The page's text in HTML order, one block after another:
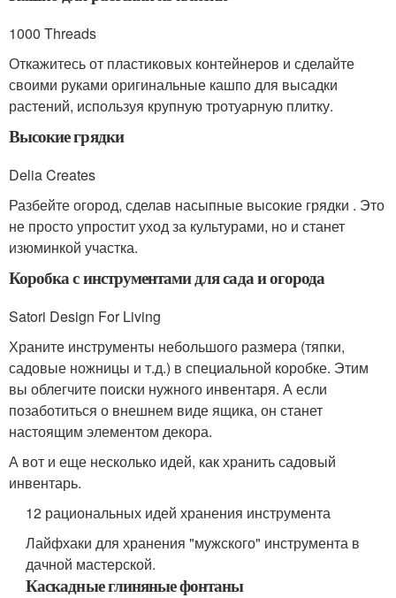
1000 Threads
Откажитесь от пластиковых контейнеров и сделайте
своими руками оригинальные кашпо для высадки
растений, используя крупную тротуарную плитку.
Высокие грядки
Delia Creates
Разбейте огород, сделав насыпные высокие грядки . Это
не просто упростит уход за культурами, но и станет
изюминкой участка.
Коробка с инструментами для сада и огорода
Satori Design For Living
Храните инструменты небольшого размера (тяпки,
садовые ножницы и т.д.) в специальной коробке. Этим
вы облегчите поиски нужного инвентаря. А если
позаботиться о внешнем виде ящика, он станет
настоящим элементом декора.
А вот и еще несколько идей, как хранить садовый
инвентарь.
12 рациональных идей хранения инструмента
Лайфхаки для хранения "мужского" инструмента в
дачной мастерской.
Каскадные глиняные фонтаны